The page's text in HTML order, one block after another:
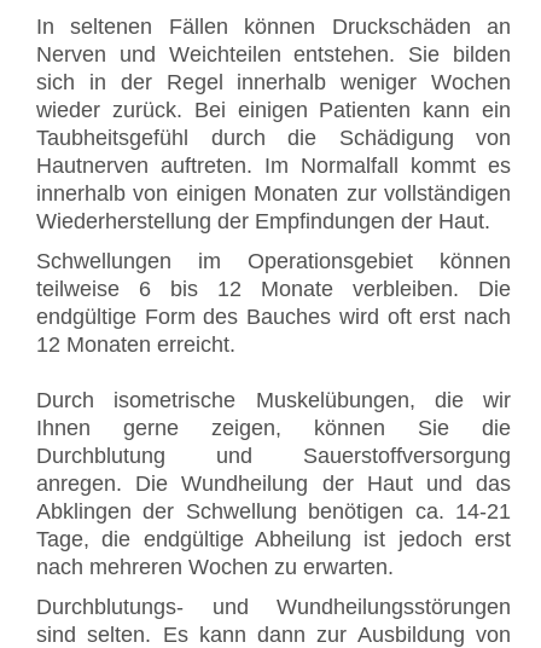
In seltenen Fällen können Druckschäden an
Nerven und Weichteilen entstehen. Sie bilden
sich in der Regel innerhalb weniger Wochen
wieder zurück. Bei einigen Patienten kann ein
Taubheitsgefühl durch die Schädigung von
Hautnerven auftreten. Im Normalfall kommt es
innerhalb von einigen Monaten zur vollständigen
Wiederherstellung der Empfindungen der Haut.
Schwellungen im Operationsgebiet können
teilweise 6 bis 12 Monate verbleiben. Die
endgültige Form des Bauches wird oft erst nach
12 Monaten erreicht.
Durch isometrische Muskelübungen, die wir
Ihnen gerne zeigen, können Sie die
Durchblutung und Sauerstoffversorgung
anregen. Die Wundheilung der Haut und das
Abklingen der Schwellung benötigen ca. 14-21
Tage, die endgültige Abheilung ist jedoch erst
nach mehreren Wochen zu erwarten.
Durchblutungs- und Wundheilungsstörungen
sind selten. Es kann dann zur Ausbildung von